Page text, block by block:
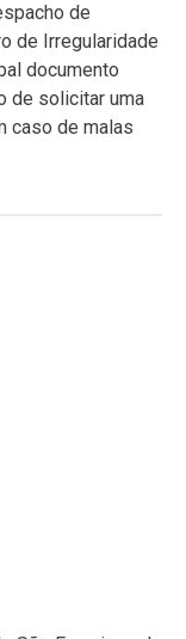
de
de Irregularidade
documento
de solicitar uma
caso de malas